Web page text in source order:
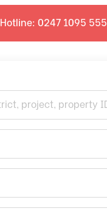
Hotline: 0247 1095 555